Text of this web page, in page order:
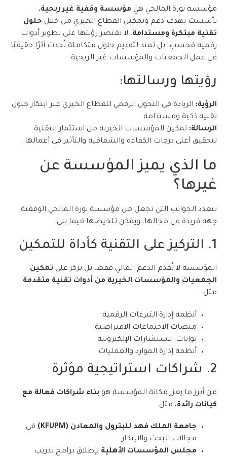
مؤسسة نورة المالحي هي مؤسسة وقفية غير ربحية،
تأسست بهدف دعم وتمكين القطاع الخيري من خلال حلول
تقنية مبتكرة ومستدامة. لا تقتصر رؤيتها على تطوير أدوات
رقمية فحسب، بل تمتد لتقديم حلول متكاملة تُحدث أثرًا حقيقيًا
في عمل الجمعيات والمؤسسات غير الربحية.
رؤيتها ورسالتها:
الرؤية: الريادة في التحول الرقمي للقطاع الخيري عبر ابتكار حلول
تقنية ذكية ومستدامة.
الرسالة: تمكين المؤسسات الخيرية من استثمار التقنية
لتحقيق أعلى درجات الكفاءة والشفافية والتأثير في أعمالها.
ما الذي يميز المؤسسة عن
غيرها؟
تتعدد الجوانب التي تجعل من مؤسسة نورة المالحي الوقفية
جهة فريدة في مجالها، ويمكن تلخيصها فيما يلي:
1. التركيز على التقنية كأداة للتمكين
المؤسسة لا تُقدم الدعم المالي فقط، بل تركز على تمكين
الجمعيات والمؤسسات الخيرية من أدوات تقنية متقدمة
مثل:
أنظمة إدارة التبرعات الرقمية
منصات الاجتماعات الافتراضية
بوابات الاستشارات الإلكترونية
أنظمة إدارة الموارد والعمليات
2. شراكات استراتيجية مؤثرة
من أبرز ما يعزز مكانة المؤسسة هو بناء شراكات فعالة مع
كيانات رائدة، مثل:
جامعة الملك فهد للبترول والمعادن (KFUPM)
في
مجالات البحث والابتكار
مجلس المؤسسات الأهلية لإطلاق برامج تدريب